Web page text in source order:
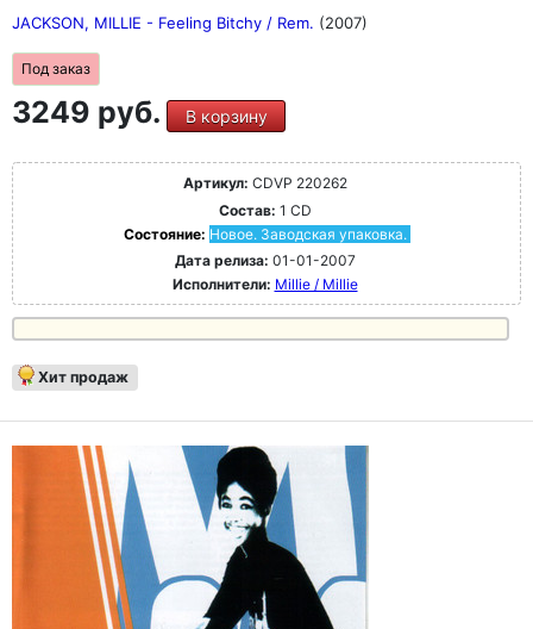
JACKSON, MILLIE - Feeling Bitchy / Rem. (2007)
Под заказ
3249 руб. В корзину
Артикул: CDVP 220262
Состав: 1 CD
Состояние: Новое. Заводская упаковка.
Дата релиза: 01-01-2007
Исполнители: Millie / Millie
Хит продаж